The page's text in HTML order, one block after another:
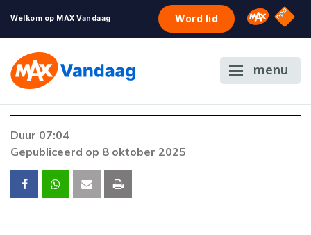
Welkom op MAX Vandaag Word lid Omroep
NPO
menu
Er is een licentie-fout opgetreden. Als het
contact op met onze klantenservice.
Duur 07:04
Gepubliceerd op 8 oktober 2025